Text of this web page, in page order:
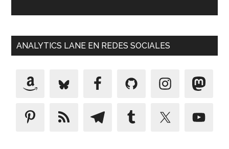
ANALYTICS LANE EN REDES SOCIALES